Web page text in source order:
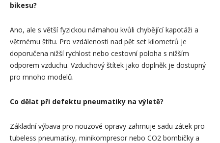
bikesu?
Ano, ale s větší fyzickou námahou kvůli chybějící kapotáži a
větrnému štítu. Pro vzdálenosti nad pět set kilometrů je
doporučena nižší rychlost nebo cestovní poloha s nižším
odporem vzduchu. Vzduchový štítek jako doplněk je dostupný
pro mnoho modelů.
Co dělat při defektu pneumatiky na výletě?
Základní výbava pro nouzové opravy zahrnuje sadu zátek pro
tubeless pneumatiky, minikompresor nebo CO2 bombičky a